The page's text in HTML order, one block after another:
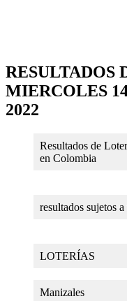
RESULTADOS
MIERCOLES
2022
Resultados de
en Colombia
resultados sujetos
LOTERÍAS
Manizales